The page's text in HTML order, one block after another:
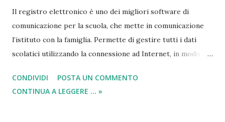
Il registro elettronico è uno dei migliori software di
comunicazione per la scuola, che mette in comunicazione
l’istituto con la famiglia. Permette di gestire tutti i dati
scolatici utilizzando la connessione ad Internet, in modo
monitorato qualsiasi tipo di svolgimento che avviene a
scuola. In questa breve descrizione, dove tra poco
CONDIVIDI
POSTA UN COMMENTO
CONTINUA A LEGGERE ... »